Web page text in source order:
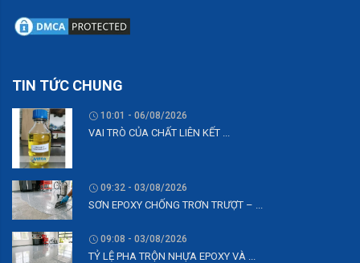
TIN TỨC CHUNG
10:01 - 06/08/2026
VAI TRÒ CỦA CHẤT LIÊN KẾT ...
09:32 - 03/08/2026
SƠN EPOXY CHỐNG TRƠN TRƯỢT – ...
09:08 - 03/08/2026
TỶ LỆ PHA TRỘN NHỰA EPOXY VÀ ...